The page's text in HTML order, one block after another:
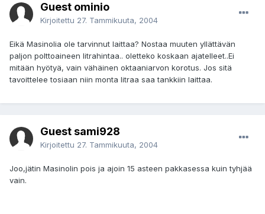
Guest ominio
Kirjoitettu 27. Tammikuuta, 2004
Eikä Masinolia ole tarvinnut laittaa? Nostaa muuten yllättävän
paljon polttoaineen litrahintaa.. oletteko koskaan ajatelleet..Ei
mitään hyötyä, vain vähäinen oktaaniarvon korotus. Jos sitä
tavoittelee tosiaan niin monta litraa saa tankkiin laittaa.
Guest sami928
Kirjoitettu 27. Tammikuuta, 2004
Joo,jätin Masinolin pois ja ajoin 15 asteen pakkasessa kuin tyhjää
vain.